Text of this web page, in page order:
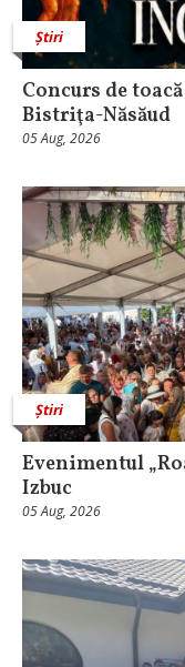
Știri
​Concurs de
Bistriţa-Năsăud
05 Aug, 2026
Știri
Evenimentul
Izbuc
05 Aug, 2026